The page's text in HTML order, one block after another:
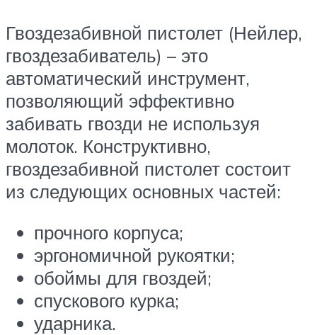
Гвоздезабивной пистолет (Нейлер,
гвоздезабиватель) – это
автоматический инструмент,
позволяющий эффективно
забивать гвозди не используя
молоток. Конструктивно,
гвоздезабивной пистолет состоит
из следующих основных частей:
прочного корпуса;
эргономичной рукоятки;
обоймы для гвоздей;
спускового курка;
ударника.